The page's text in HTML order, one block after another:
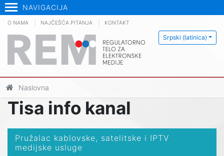
NAVIGACIJA
Srpski (latinica)
O NAMA NAJČEŠĆA PITANJA KONTAKT
Naslovna
Tisa info kanal
Pružalac kablovske, satelitske i IPTV
medijske usluge